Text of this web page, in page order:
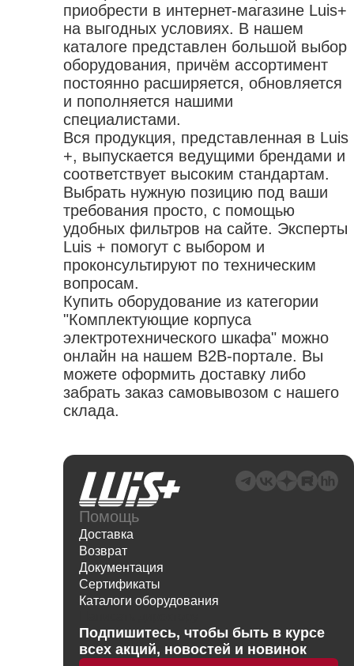
щетки зачистные
аккумуляторы для электроинструмента
приспособления для
электроинструмента
устройства удерживающие
патроны зажимные
переходники для электроинструмента
насадки
оборудование паяльное
горелки газовые
лампы паяльные
припой
флюсы
аксессуары для пайки
пояса для инструментов
контейнеры
шкафы
кейсы для инструмента
органайзеры
защита органов слуха
защита рук
защита головы
одежда одноразовая
наколенники
жилеты
коврики диэлектрические
обувь
приобрести в интернет-магазине Luis+
на выгодных условиях. В нашем
каталоге представлен большой выбор
оборудования, причём ассортимент
постоянно расширяется, обновляется
и пополняется нашими
специалистами.
Вся продукция, представленная в Luis
+, выпускается ведущими брендами и
соответствует высоким стандартам.
Выбрать нужную позицию под ваши
требования просто, с помощью
удобных фильтров на сайте. Эксперты
Luis + помогут с выбором и
проконсультируют по техническим
вопросам.
Купить оборудование из категории
"Комплектующие корпуса
электротехнического шкафа" можно
онлайн на нашем B2B-портале. Вы
можете оформить доставку либо
забрать заказ самовывозом с нашего
склада.
Помощь
Доставка
Возврат
Документация
Сертификаты
Каталоги оборудования
Подпишитесь, чтобы быть в курсе
всех акций, новостей и новинок